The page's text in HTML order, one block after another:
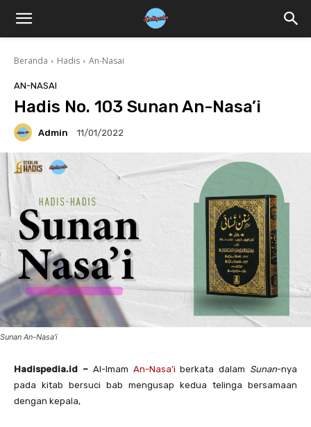
Beranda Hadis An-Nasai
AN-NASAI
Hadis No. 103 Sunan An-Nasa’i
Admin 11/01/2022
Sunan An-Nasa'i
Hadispedia.id – Al-Imam An-Nasa’i berkata dalam Sunan-nya
pada kitab bersuci bab mengusap kedua telinga bersamaan
dengan kepala,